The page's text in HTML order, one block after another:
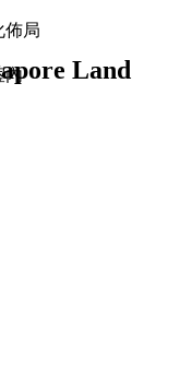
佈局
內
Land